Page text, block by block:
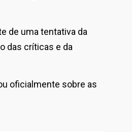
de uma tentativa da
das críticas e da
oficialmente sobre as